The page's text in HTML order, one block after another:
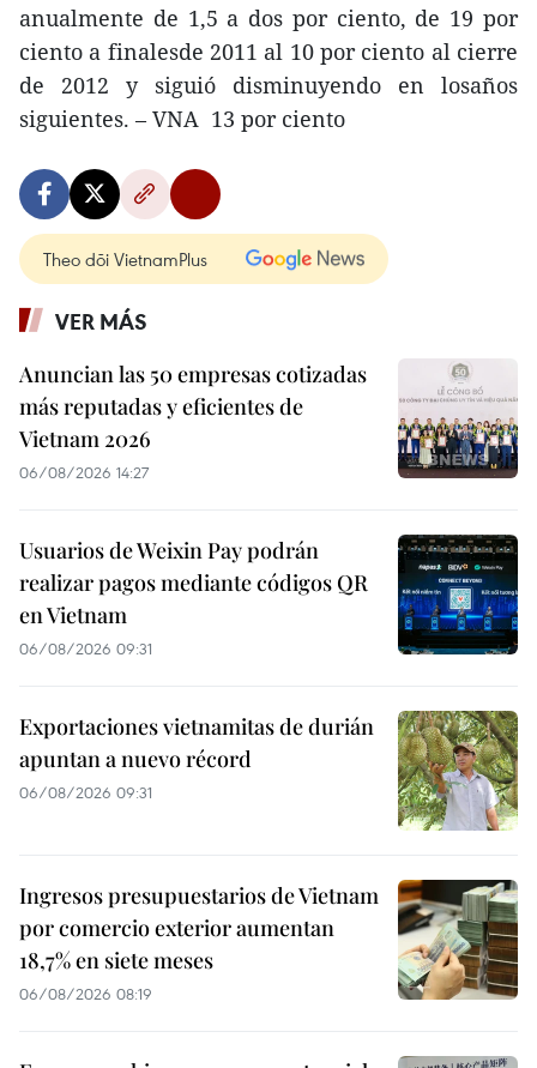
anualmente de 1,5 a dos por ciento, de 19 por
ciento a finalesde 2011 al 10 por ciento al cierre
de 2012 y siguió disminuyendo en losaños
siguientes. – VNA 13 por ciento
Theo dõi VietnamPlus
VER MÁS
Anuncian las 50 empresas cotizadas
más reputadas y eficientes de
Vietnam 2026
06/08/2026 14:27
Usuarios de Weixin Pay podrán
realizar pagos mediante códigos QR
en Vietnam
06/08/2026 09:31
Exportaciones vietnamitas de durián
apuntan a nuevo récord
06/08/2026 09:31
Ingresos presupuestarios de Vietnam
por comercio exterior aumentan
18,7% en siete meses
06/08/2026 08:19